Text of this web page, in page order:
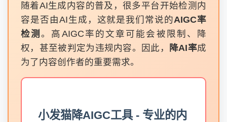
随着AI生成内容的普及，很多平台开始检测内
容是否由AI生成，这就是我们常说的AIGC率
检测。高AIGC率的文章可能会被限制、降
权，甚至被判定为违规内容。因此，
降AI率成
为了内容创作者的重要需求。
小发猫降AIGC工具 - 专业的内